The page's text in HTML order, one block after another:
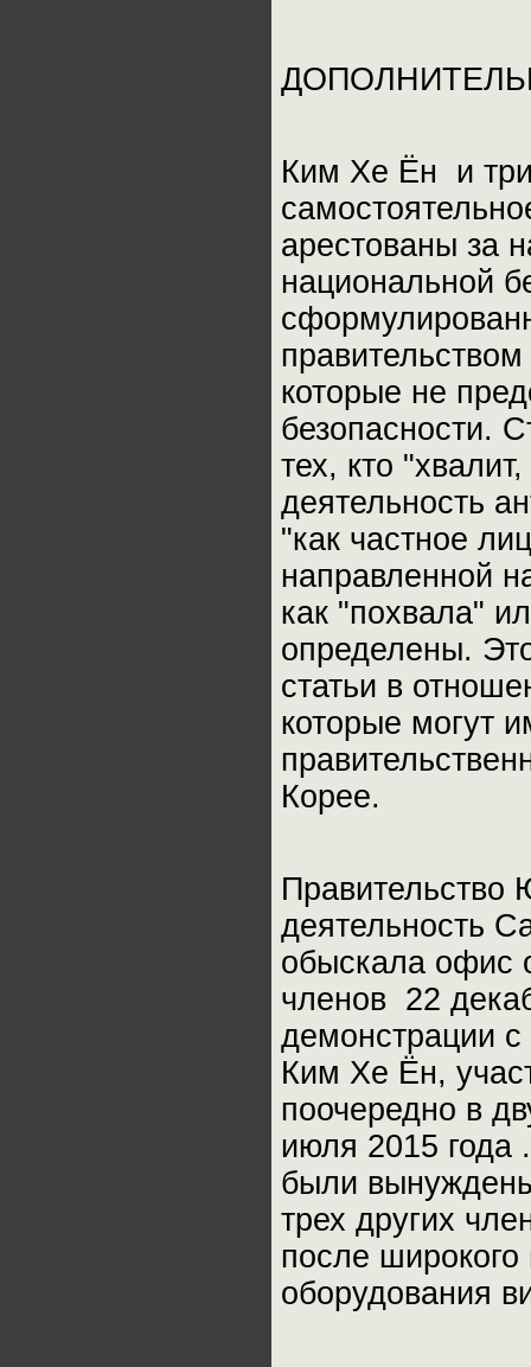
Ким Хе Ён и три
арестованы за
национальной
которые не
безопасности.
тех, кто
деятельность
"как частное
направленной
как "похвала"
определены.
статьи в
которые могут
Корее.
Правительство
деятельность
обыскала офис
членов 22
демонстрации с
Ким Хе Ён,
поочередно в
июля 2015 года
были
трех других
после широкого
оборудования